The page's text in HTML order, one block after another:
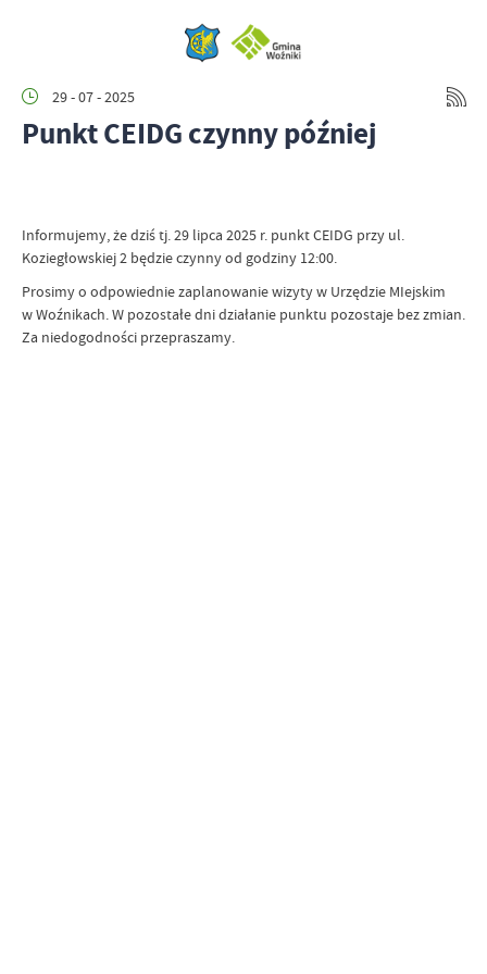
29 - 07 - 2025
Punkt CEIDG czynny później
Informujemy, że dziś tj. 29 lipca 2025 r. punkt CEIDG przy ul.
Koziegłowskiej 2 będzie czynny od godziny 12:00.
Prosimy o odpowiednie zaplanowanie wizyty w Urzędzie MIejskim
w Woźnikach. W pozostałe dni działanie punktu pozostaje bez zmian.
Za niedogodności przepraszamy.